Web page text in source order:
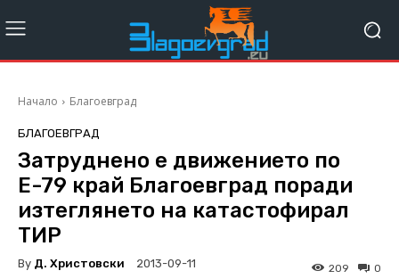
Начало Благоевград
БЛАГОЕВГРАД
Затруднено е движението по
Е-79 край Благоевград поради
изтеглянето на катастофирал
ТИР
By Д. Христовски 2013-09-11 0
209